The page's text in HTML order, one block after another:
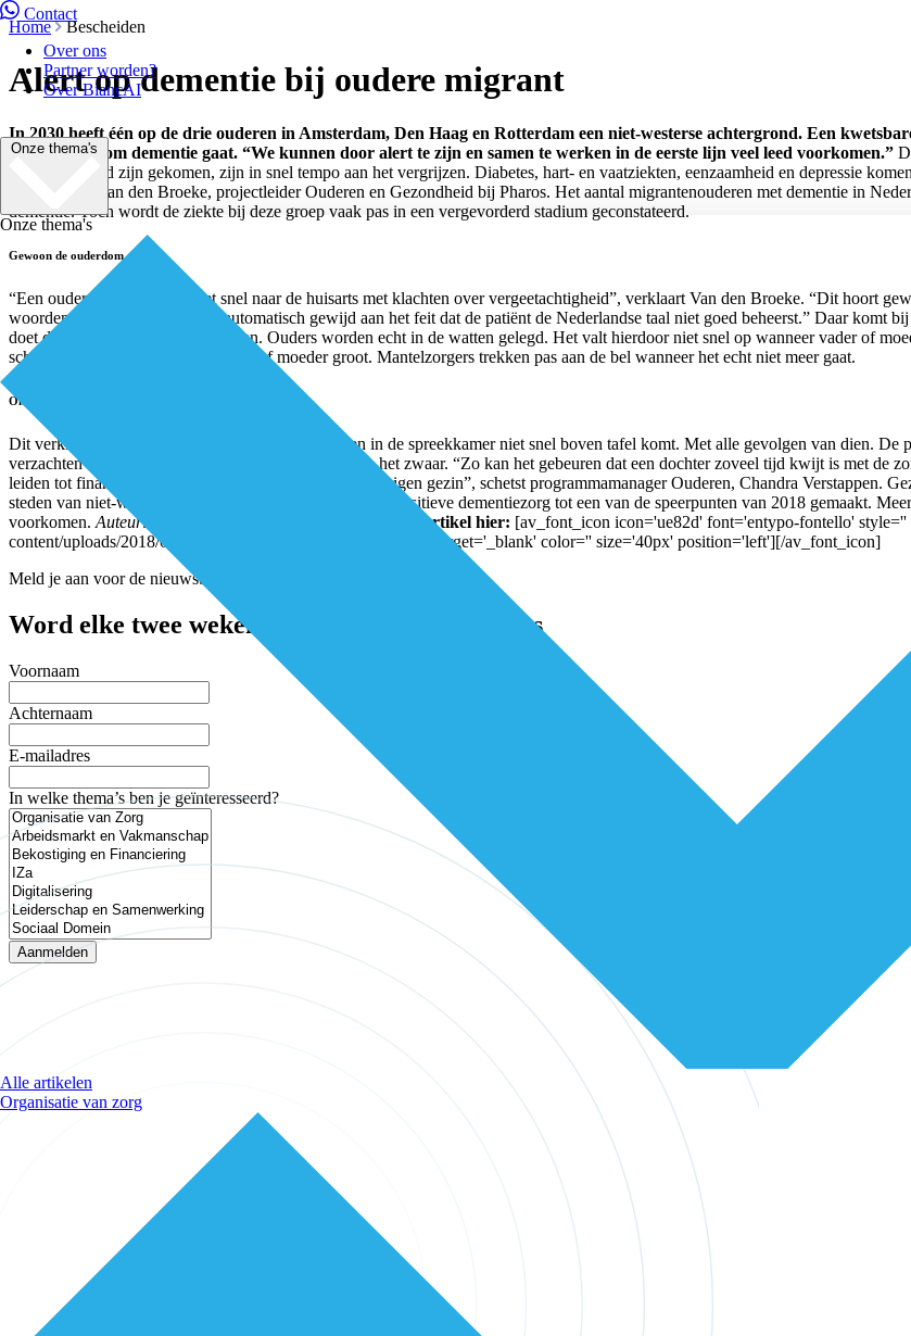
Contact
Over ons
Partner worden?
Over BiancAI
Onze thema's
Onze thema's
Alle artikelen
Organisatie van zorg
Home Bescheiden
Alert op dementie bij oudere migrant
In 2030 heeft één op de drie ouderen in Amsterdam, Den Haag en Rotterdam een niet-westerse achtergrond. Een
wanneer het om dementie gaat. “We kunnen door alert te zijn en samen te werken in de eerste lijn veel leed voorkomen.”
naar Nederland zijn gekomen, zijn in snel tempo aan het vergrijzen. Diabetes, hart- en vaatziekten, eenzaamheid en depressie
stelt Jennifer van den Broeke, projectleider Ouderen en Gezondheid bij Pharos. Het aantal migrantenouderen met dementie in
dementie. Toch wordt de ziekte bij deze groep vaak pas in een vergevorderd stadium geconstateerd.
Gewoon de ouderdom
“Een oudere migrant stapt niet snel naar de huisarts met klachten over vergeetachtigheid”, verklaart Van den Broeke. “Dit hoort
woorden komt, wordt dat vaak automatisch gewijd aan het feit dat de patiënt de Nederlandse taal niet goed beheerst.” Daar komt
doet de dochter bijvoorbeeld al jaren. Ouders worden echt in de watten gelegd. Het valt hierdoor niet snel op wanneer vader of
schaamte over het gedrag van vader of moeder groot. Mantelzorgers trekken pas aan de bel wanneer het echt niet meer gaat.
Onderdiagnostiek
Dit verklaart waarom dementie bij oudere migranten in de spreekkamer niet snel boven tafel komt. Met alle gevolgen van dien. De
verzachten of vertragen en ook mantelzorgers hebben het zwaar. “Zo kan het gebeuren dat een dochter zoveel tijd kwijt is met de
leiden tot financiële zorgen en spanningen binnen haar eigen gezin”, schetst programmamanager Ouderen, Chandra Verstappen.
steden van niet-westerse afkomst – heeft Pharos cultuursensitieve dementiezorg tot een van de speerpunten van 2018 gemaakt.
voorkomen. Auteur: Jessica Maas Download het volledige artikel hier: [av_font_icon icon='ue82d' font='entypo-fontello'
content/uploads/2018/06/DEL-nr5_2018_Pharos_LR.pdf' linktarget='_blank' color='' size='40px' position='left'][/av_font_icon]
Meld je aan voor de nieuwsbrief
Word elke twee weken geïnspireerd en mis niets
Voornaam
Achternaam
E-mailadres
In welke thema’s ben je geïnteresseerd?